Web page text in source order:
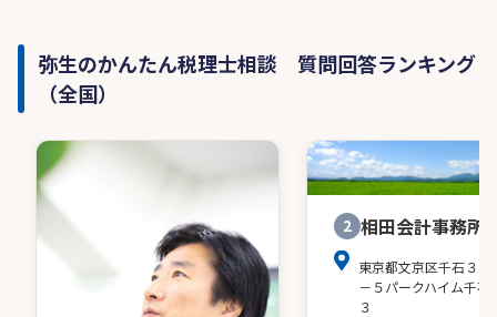
弥生のかんたん税理士相談 質問回答ランキング
（全国）
2 相田会計事務所
東京都文京区千石３－
－５パークハイム千石
３